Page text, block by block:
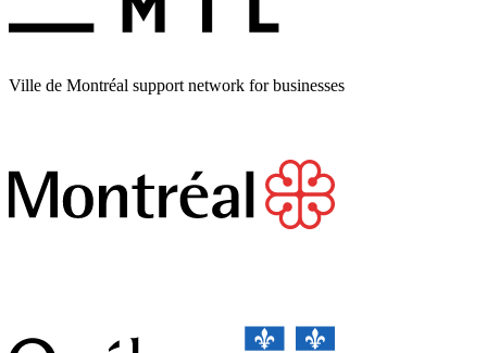
Ville de Montréal support network for businesses